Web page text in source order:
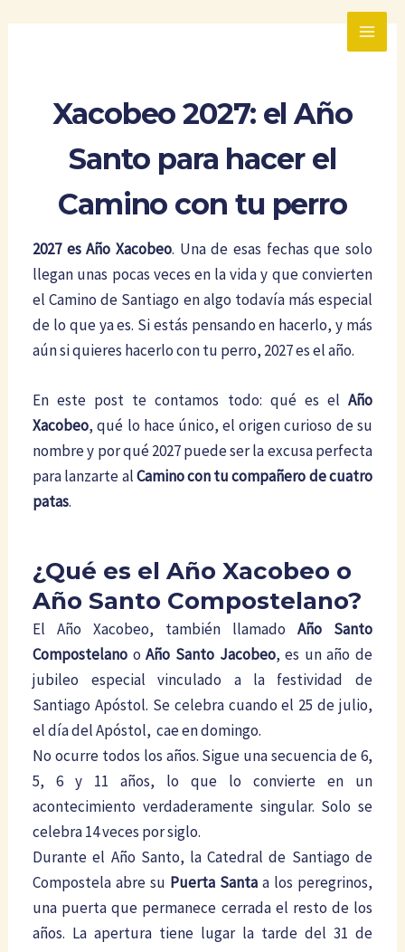
MAIN
Xacobeo 2027: el Año
Santo para hacer el
Camino con tu perro
2027 es Año Xacobeo. Una de esas fechas que solo
llegan unas pocas veces en la vida y que convierten
el Camino de Santiago en algo todavía más especial
de lo que ya es. Si estás pensando en hacerlo, y más
aún si quieres hacerlo con tu perro, 2027 es el año.
En este post te contamos todo: qué es el Año
Xacobeo, qué lo hace único, el origen curioso de su
nombre y por qué 2027 puede ser la excusa perfecta
para lanzarte alCamino con tu compañero de cuatro
patas.
¿Qué es el Año Xacobeo o
Año Santo Compostelano?
El Año Xacobeo, también llamado Año Santo
Compostelano oAño Santo Jacobeo, es un año de
jubileo especial vinculado a la festividad de
Santiago Apóstol. Se celebra cuando el 25 de julio,
el día del Apóstol, cae en domingo.
No ocurre todos los años. Sigue una secuencia de 6,
5, 6 y 11 años, lo que lo convierte en un
acontecimiento verdaderamente singular. Solo se
celebra 14 veces por siglo.
Durante el Año Santo, la Catedral de Santiago de
Compostela abre su Puerta Santaa los peregrinos,
una puerta que permanece cerrada el resto de los
años. La apertura tiene lugar la tarde del 31 de